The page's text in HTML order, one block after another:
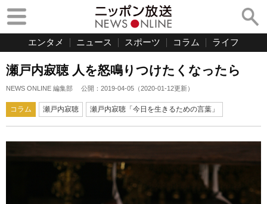
エンタメ ニュース スポーツ コラム ライフ
瀬戸内寂聴 人を怒鳴りつけたくなったら
NEWS ONLINE 編集部 公開： 2019-04-05 （2020-01-12更新）
コラム 瀬戸内寂聴 瀬戸内寂聴「今日を生きるための言葉」